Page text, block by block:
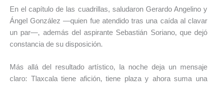
En el capítulo de las cuadrillas, saludaron Gerardo Angelino y
Ángel González —quien fue atendido tras una caída al clavar
un par—, además del aspirante Sebastián Soriano, que dejó
constancia de su disposición.
Más allá del resultado artístico, la noche deja un mensaje
claro: Tlaxcala tiene afición, tiene plaza y ahora suma una